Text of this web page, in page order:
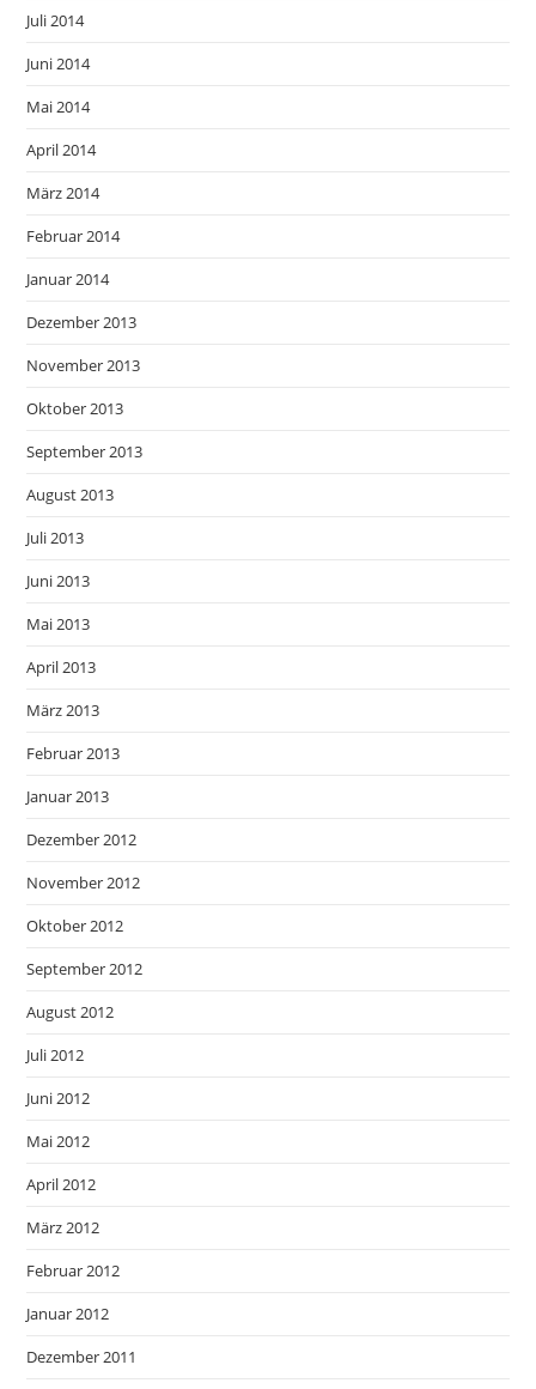
Juli 2014
Juni 2014
Mai 2014
April 2014
März 2014
Februar 2014
Januar 2014
Dezember 2013
November 2013
Oktober 2013
September 2013
August 2013
Juli 2013
Juni 2013
Mai 2013
April 2013
März 2013
Februar 2013
Januar 2013
Dezember 2012
November 2012
Oktober 2012
September 2012
August 2012
Juli 2012
Juni 2012
Mai 2012
April 2012
März 2012
Februar 2012
Januar 2012
Dezember 2011